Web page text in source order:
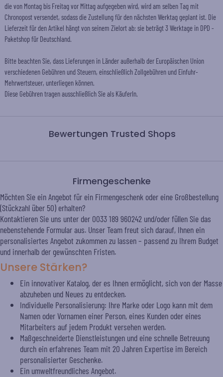
Bewertungen Trusted Shops
die von Montag bis Freitag vor Mittag aufgegeben wird, wird am selben Tag mit
Chronopost versendet, sodass die Zustellung für den nächsten Werktag geplant ist. Die
Lieferzeit für den Artikel hängt von seinem Zielort ab: sie beträgt 3 Werktage in DPD -
Paketshop für Deutschland.
Bitte beachten Sie, dass Lieferungen in Länder außerhalb der Europäischen Union
verschiedenen Gebühren und Steuern, einschließlich Zollgebühren und Einfuhr-
Mehrwertsteuer, unterliegen können.
Diese Gebühren tragen ausschließlich Sie als KäuferIn.
Firmengeschenke
Möchten Sie ein Angebot für ein Firmengeschenk oder eine Großbestellung
(Stückzahl über 50) erhalten?
Kontaktieren Sie uns unter der 0033 189 960242 und/oder füllen Sie das
nebenstehende Formular aus. Unser Team freut sich darauf, Ihnen ein
personalisiertes Angebot zukommen zu lassen – passend zu Ihrem Budget
und innerhalb der gewünschten Fristen.
Unsere Stärken?
Ein innovativer Katalog, der es Ihnen ermöglicht, sich von der Masse
abzuheben und Neues zu entdecken.
Individuelle Personalisierung: Ihre Marke oder Logo kann mit dem
Namen oder Vornamen einer Person, eines Kunden oder eines
Mitarbeiters auf jedem Produkt versehen werden.
Maßgeschneiderte Dienstleistungen und eine schnelle Betreuung
durch ein erfahrenes Team mit 20 Jahren Expertise im Bereich
personalisierter Geschenke.
Ein umweltfreundliches Angebot.